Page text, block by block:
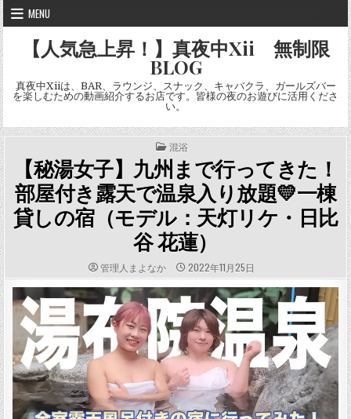
Skip
to
content
MENU
【人気急上昇！】真夜中Xii 無制限
BLOG
真夜中Xiiは、BAR、ラウンジ、スナック、キャバクラ、ガールズバー
を楽しむための動画紹介するお店です。皆様の夜のお遊びに活用くださ
い。
POSTED
IN
混浴
【秘湯女子】九州まで行ってきた！
部屋付き露天で温泉入り放題💛一棟
貸しの宿（モデル：天灯リケ・日比
谷 花蓮）
AUTHOR:
管理人まよなか PUBLISHED
DATE:
2022年11月25日